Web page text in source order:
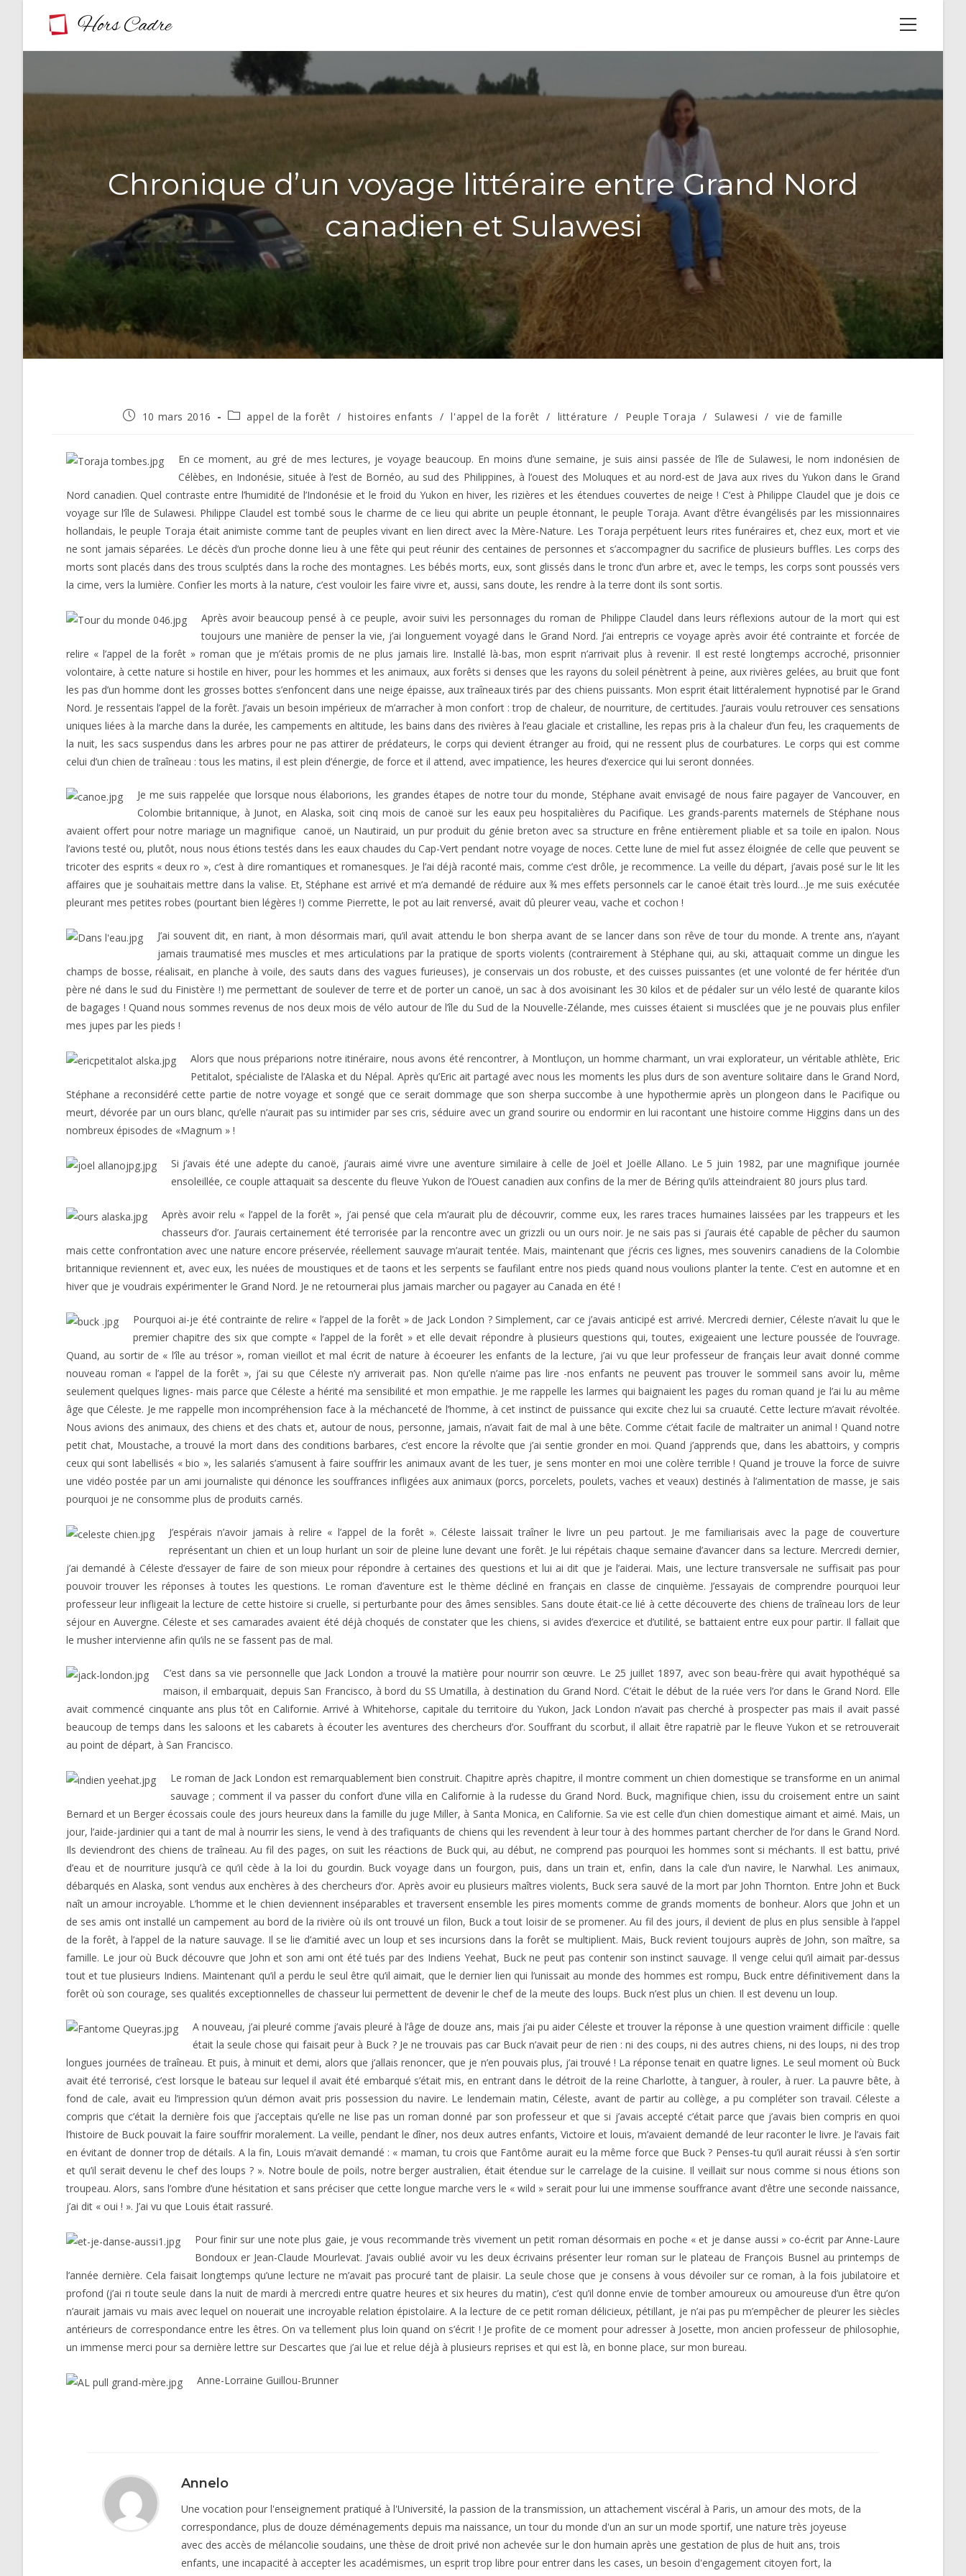
View
Chronique d’un voyage littéraire entre Grand Nord
canadien et Sulawesi
Publication
10 mars 2016
Postappel de la forêt / histoires enfants / l'appel de la forêt / littérature / Peuple Toraja / Sulawesi / vie de famille
En ce moment, au gré de mes lectures, je voyage beaucoup. En moins d’une semaine, je suis ainsi passée de l’île de Sulawesi, le nom indonésien de
Célèbes, en Indonésie, située à l’est de Bornéo, au sud des Philippines, à l’ouest des Moluques et au nord-est de Java aux rives du Yukon dans le Grand
Nord canadien. Quel contraste entre l’humidité de l’Indonésie et le froid du Yukon en hiver, les rizières et les étendues couvertes de neige ! C’est à Philippe Claudel que je dois ce
voyage sur l’île de Sulawesi. Philippe Claudel est tombé sous le charme de ce lieu qui abrite un peuple étonnant, le peuple Toraja. Avant d’être évangélisés par les missionnaires
hollandais, le peuple Toraja était animiste comme tant de peuples vivant en lien direct avec la Mère-Nature. Les Toraja perpétuent leurs rites funéraires et, chez eux, mort et vie
ne sont jamais séparées. Le décès d’un proche donne lieu à une fête qui peut réunir des centaines de personnes et s’accompagner du sacrifice de plusieurs buffles. Les corps des
morts sont placés dans des trous sculptés dans la roche des montagnes. Les bébés morts, eux, sont glissés dans le tronc d’un arbre et, avec le temps, les corps sont poussés vers
la cime, vers la lumière. Confier les morts à la nature, c’est vouloir les faire vivre et, aussi, sans doute, les rendre à la terre dont ils sont sortis.
Après avoir beaucoup pensé à ce peuple, avoir suivi les personnages du roman de Philippe Claudel dans leurs réflexions autour de la mort qui est
toujours une manière de penser la vie, j’ai longuement voyagé dans le Grand Nord. J’ai entrepris ce voyage après avoir été contrainte et forcée de
relire « l’appel de la forêt » roman que je m’étais promis de ne plus jamais lire. Installé là-bas, mon esprit n’arrivait plus à revenir. Il est resté longtemps accroché, prisonnier
volontaire, à cette nature si hostile en hiver, pour les hommes et les animaux, aux forêts si denses que les rayons du soleil pénètrent à peine, aux rivières gelées, au bruit que font
les pas d’un homme dont les grosses bottes s’enfoncent dans une neige épaisse, aux traîneaux tirés par des chiens puissants. Mon esprit était littéralement hypnotisé par le Grand
Nord. Je ressentais l’appel de la forêt. J’avais un besoin impérieux de m’arracher à mon confort : trop de chaleur, de nourriture, de certitudes. J’aurais voulu retrouver ces sensations
uniques liées à la marche dans la durée, les campements en altitude, les bains dans des rivières à l’eau glaciale et cristalline, les repas pris à la chaleur d’un feu, les craquements de
la nuit, les sacs suspendus dans les arbres pour ne pas attirer de prédateurs, le corps qui devient étranger au froid, qui ne ressent plus de courbatures. Le corps qui est comme
celui d’un chien de traîneau : tous les matins, il est plein d’énergie, de force et il attend, avec impatience, les heures d’exercice qui lui seront données.
Je me suis rappelée que lorsque nous élaborions, les grandes étapes de notre tour du monde, Stéphane avait envisagé de nous faire pagayer de Vancouver, en
Colombie britannique, à Junot, en Alaska, soit cinq mois de canoë sur les eaux peu hospitalières du Pacifique. Les grands-parents maternels de Stéphane nous
avaient offert pour notre mariage un magnifique canoë, un Nautiraid, un pur produit du génie breton avec sa structure en frêne entièrement pliable et sa toile en ipalon. Nous
l’avions testé ou, plutôt, nous nous étions testés dans les eaux chaudes du Cap-Vert pendant notre voyage de noces. Cette lune de miel fut assez éloignée de celle que peuvent se
tricoter des esprits « deux ro », c’est à dire romantiques et romanesques. Je l’ai déjà raconté mais, comme c’est drôle, je recommence. La veille du départ, j’avais posé sur le lit les
affaires que je souhaitais mettre dans la valise. Et, Stéphane est arrivé et m’a demandé de réduire aux ¾ mes effets personnels car le canoë était très lourd…Je me suis exécutée
pleurant mes petites robes (pourtant bien légères !) comme Pierrette, le pot au lait renversé, avait dû pleurer veau, vache et cochon !
J’ai souvent dit, en riant, à mon désormais mari, qu’il avait attendu le bon sherpa avant de se lancer dans son rêve de tour du monde. A trente ans, n’ayant
jamais traumatisé mes muscles et mes articulations par la pratique de sports violents (contrairement à Stéphane qui, au ski, attaquait comme un dingue les
champs de bosse, réalisait, en planche à voile, des sauts dans des vagues furieuses), je conservais un dos robuste, et des cuisses puissantes (et une volonté de fer héritée d’un
père né dans le sud du Finistère !) me permettant de soulever de terre et de porter un canoë, un sac à dos avoisinant les 30 kilos et de pédaler sur un vélo lesté de quarante kilos
de bagages ! Quand nous sommes revenus de nos deux mois de vélo autour de l’île du Sud de la Nouvelle-Zélande, mes cuisses étaient si musclées que je ne pouvais plus enfiler
mes jupes par les pieds !
Alors que nous préparions notre itinéraire, nous avons été rencontrer, à Montluçon, un homme charmant, un vrai explorateur, un véritable athlète, Eric
Petitalot, spécialiste de l’Alaska et du Népal. Après qu’Eric ait partagé avec nous les moments les plus durs de son aventure solitaire dans le Grand Nord,
Stéphane a reconsidéré cette partie de notre voyage et songé que ce serait dommage que son sherpa succombe à une hypothermie après un plongeon dans le Pacifique ou
meurt, dévorée par un ours blanc, qu’elle n’aurait pas su intimider par ses cris, séduire avec un grand sourire ou endormir en lui racontant une histoire comme Higgins dans un des
nombreux épisodes de «Magnum » !
Si j’avais été une adepte du canoë, j’aurais aimé vivre une aventure similaire à celle de Joël et Joëlle Allano. Le 5 juin 1982, par une magnifique journée
ensoleillée, ce couple attaquait sa descente du fleuve Yukon de l’Ouest canadien aux confins de la mer de Béring qu’ils atteindraient 80 jours plus tard.
Après avoir relu « l’appel de la forêt », j’ai pensé que cela m’aurait plu de découvrir, comme eux, les rares traces humaines laissées par les trappeurs et les
chasseurs d’or. J’aurais certainement été terrorisée par la rencontre avec un grizzli ou un ours noir. Je ne sais pas si j’aurais été capable de pêcher du saumon
mais cette confrontation avec une nature encore préservée, réellement sauvage m’aurait tentée. Mais, maintenant que j’écris ces lignes, mes souvenirs canadiens de la Colombie
britannique reviennent et, avec eux, les nuées de moustiques et de taons et les serpents se faufilant entre nos pieds quand nous voulions planter la tente. C’est en automne et en
hiver que je voudrais expérimenter le Grand Nord. Je ne retournerai plus jamais marcher ou pagayer au Canada en été !
Pourquoi ai-je été contrainte de relire « l’appel de la forêt » de Jack London ? Simplement, car ce j’avais anticipé est arrivé. Mercredi dernier, Céleste n’avait lu que le
premier chapitre des six que compte « l’appel de la forêt » et elle devait répondre à plusieurs questions qui, toutes, exigeaient une lecture poussée de l’ouvrage.
Quand, au sortir de « l’île au trésor », roman vieillot et mal écrit de nature à écoeurer les enfants de la lecture, j’ai vu que leur professeur de français leur avait donné comme
nouveau roman « l’appel de la forêt », j’ai su que Céleste n’y arriverait pas. Non qu’elle n’aime pas lire -nos enfants ne peuvent pas trouver le sommeil sans avoir lu, même
seulement quelques lignes- mais parce que Céleste a hérité ma sensibilité et mon empathie. Je me rappelle les larmes qui baignaient les pages du roman quand je l’ai lu au même
âge que Céleste. Je me rappelle mon incompréhension face à la méchanceté de l’homme, à cet instinct de puissance qui excite chez lui sa cruauté. Cette lecture m’avait révoltée.
Nous avions des animaux, des chiens et des chats et, autour de nous, personne, jamais, n’avait fait de mal à une bête. Comme c’était facile de maltraiter un animal ! Quand notre
petit chat, Moustache, a trouvé la mort dans des conditions barbares, c’est encore la révolte que j’ai sentie gronder en moi. Quand j’apprends que, dans les abattoirs, y compris
ceux qui sont labellisés « bio », les salariés s’amusent à faire souffrir les animaux avant de les tuer, je sens monter en moi une colère terrible ! Quand je trouve la force de suivre
une vidéo postée par un ami journaliste qui dénonce les souffrances infligées aux animaux (porcs, porcelets, poulets, vaches et veaux) destinés à l’alimentation de masse, je sais
pourquoi je ne consomme plus de produits carnés.
J’espérais n’avoir jamais à relire « l’appel de la forêt ». Céleste laissait traîner le livre un peu partout. Je me familiarisais avec la page de couverture
représentant un chien et un loup hurlant un soir de pleine lune devant une forêt. Je lui répétais chaque semaine d’avancer dans sa lecture. Mercredi dernier,
j’ai demandé à Céleste d’essayer de faire de son mieux pour répondre à certaines des questions et lui ai dit que je l’aiderai. Mais, une lecture transversale ne suffisait pas pour
pouvoir trouver les réponses à toutes les questions. Le roman d’aventure est le thème décliné en français en classe de cinquième. J’essayais de comprendre pourquoi leur
professeur leur infligeait la lecture de cette histoire si cruelle, si perturbante pour des âmes sensibles. Sans doute était-ce lié à cette découverte des chiens de traîneau lors de leur
séjour en Auvergne. Céleste et ses camarades avaient été déjà choqués de constater que les chiens, si avides d’exercice et d’utilité, se battaient entre eux pour partir. Il fallait que
le musher intervienne afin qu’ils ne se fassent pas de mal.
C’est dans sa vie personnelle que Jack London a trouvé la matière pour nourrir son œuvre. Le 25 juillet 1897, avec son beau-frère qui avait hypothéqué sa
maison, il embarquait, depuis San Francisco, à bord du SS Umatilla, à destination du Grand Nord. C’était le début de la ruée vers l’or dans le Grand Nord. Elle
avait commencé cinquante ans plus tôt en Californie. Arrivé à Whitehorse, capitale du territoire du Yukon, Jack London n’avait pas cherché à prospecter pas mais il avait passé
beaucoup de temps dans les saloons et les cabarets à écouter les aventures des chercheurs d’or. Souffrant du scorbut, il allait être rapatriè par le fleuve Yukon et se retrouverait
au point de départ, à San Francisco.
Le roman de Jack London est remarquablement bien construit. Chapitre après chapitre, il montre comment un chien domestique se transforme en un animal
sauvage ; comment il va passer du confort d’une villa en Californie à la rudesse du Grand Nord. Buck, magnifique chien, issu du croisement entre un saint
Bernard et un Berger écossais coule des jours heureux dans la famille du juge Miller, à Santa Monica, en Californie. Sa vie est celle d’un chien domestique aimant et aimé. Mais, un
jour, l’aide-jardinier qui a tant de mal à nourrir les siens, le vend à des trafiquants de chiens qui les revendent à leur tour à des hommes partant chercher de l’or dans le Grand Nord.
Ils deviendront des chiens de traîneau. Au fil des pages, on suit les réactions de Buck qui, au début, ne comprend pas pourquoi les hommes sont si méchants. Il est battu, privé
d’eau et de nourriture jusqu’à ce qu’il cède à la loi du gourdin. Buck voyage dans un fourgon, puis, dans un train et, enfin, dans la cale d’un navire, le Narwhal. Les animaux,
débarqués en Alaska, sont vendus aux enchères à des chercheurs d’or. Après avoir eu plusieurs maîtres violents, Buck sera sauvé de la mort par John Thornton. Entre John et Buck
naît un amour incroyable. L’homme et le chien deviennent inséparables et traversent ensemble les pires moments comme de grands moments de bonheur. Alors que John et un
de ses amis ont installé un campement au bord de la rivière où ils ont trouvé un filon, Buck a tout loisir de se promener. Au fil des jours, il devient de plus en plus sensible à l’appel
de la forêt, à l’appel de la nature sauvage. Il se lie d’amitié avec un loup et ses incursions dans la forêt se multiplient. Mais, Buck revient toujours auprès de John, son maître, sa
famille. Le jour où Buck découvre que John et son ami ont été tués par des Indiens Yeehat, Buck ne peut pas contenir son instinct sauvage. Il venge celui qu’il aimait par-dessus
tout et tue plusieurs Indiens. Maintenant qu’il a perdu le seul être qu’il aimait, que le dernier lien qui l’unissait au monde des hommes est rompu, Buck entre définitivement dans la
forêt où son courage, ses qualités exceptionnelles de chasseur lui permettent de devenir le chef de la meute des loups. Buck n’est plus un chien. Il est devenu un loup.
A nouveau, j’ai pleuré comme j’avais pleuré à l’âge de douze ans, mais j’ai pu aider Céleste et trouver la réponse à une question vraiment difficile : quelle
était la seule chose qui faisait peur à Buck ? Je ne trouvais pas car Buck n’avait peur de rien : ni des coups, ni des autres chiens, ni des loups, ni des trop
longues journées de traîneau. Et puis, à minuit et demi, alors que j’allais renoncer, que je n’en pouvais plus, j’ai trouvé ! La réponse tenait en quatre lignes. Le seul moment où Buck
avait été terrorisé, c’est lorsque le bateau sur lequel il avait été embarqué s’était mis, en entrant dans le détroit de la reine Charlotte, à tanguer, à rouler, à ruer. La pauvre bête, à
fond de cale, avait eu l’impression qu’un démon avait pris possession du navire. Le lendemain matin, Céleste, avant de partir au collège, a pu compléter son travail. Céleste a
compris que c’était la dernière fois que j’acceptais qu’elle ne lise pas un roman donné par son professeur et que si j’avais accepté c’était parce que j’avais bien compris en quoi
l’histoire de Buck pouvait la faire souffrir moralement. La veille, pendant le dîner, nos deux autres enfants, Victoire et louis, m’avaient demandé de leur raconter le livre. Je l’avais fait
en évitant de donner trop de détails. A la fin, Louis m’avait demandé : « maman, tu crois que Fantôme aurait eu la même force que Buck ? Penses-tu qu’il aurait réussi à s’en sortir
et qu’il serait devenu le chef des loups ? ». Notre boule de poils, notre berger australien, était étendue sur le carrelage de la cuisine. Il veillait sur nous comme si nous étions son
troupeau. Alors, sans l’ombre d’une hésitation et sans préciser que cette longue marche vers le « wild » serait pour lui une immense souffrance avant d’être une seconde naissance,
j’ai dit « oui ! ». J’ai vu que Louis était rassuré.
Pour finir sur une note plus gaie, je vous recommande très vivement un petit roman désormais en poche « et je danse aussi » co-écrit par Anne-Laure
Bondoux er Jean-Claude Mourlevat. J’avais oublié avoir vu les deux écrivains présenter leur roman sur le plateau de François Busnel au printemps de
l’année dernière. Cela faisait longtemps qu’une lecture ne m’avait pas procuré tant de plaisir. La seule chose que je consens à vous dévoiler sur ce roman, à la fois jubilatoire et
profond (j’ai ri toute seule dans la nuit de mardi à mercredi entre quatre heures et six heures du matin), c’est qu’il donne envie de tomber amoureux ou amoureuse d’un être qu’on
n’aurait jamais vu mais avec lequel on nouerait une incroyable relation épistolaire. A la lecture de ce petit roman délicieux, pétillant, je n’ai pas pu m’empêcher de pleurer les siècles
antérieurs de correspondance entre les êtres. On va tellement plus loin quand on s’écrit ! Je profite de ce moment pour adresser à Josette, mon ancien professeur de philosophie,
un immense merci pour sa dernière lettre sur Descartes que j’ai lue et relue déjà à plusieurs reprises et qui est là, en bonne place, sur mon bureau.
Anne-Lorraine Guillou-Brunner
Annelo
Une vocation pour l'enseignement pratiqué à l'Université, la passion de la transmission, un attachement viscéral à Paris, un amour des mots, de la
correspondance, plus de douze déménagements depuis ma naissance, un tour du monde d'un an sur un mode sportif, une nature très joyeuse
avec des accès de mélancolie soudains, une thèse de droit privé non achevée sur le don humain après une gestation de plus de huit ans, trois
enfants, une incapacité à accepter les académismes, un esprit trop libre pour entrer dans les cases, un besoin d'engagement citoyen fort, la